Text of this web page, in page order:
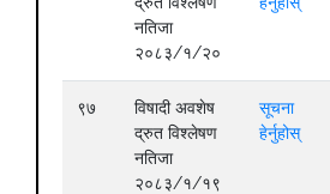
नतिजा
२०८३/१/२०
९७
विषादी अवशेष
द्रुत विश्लेषण
नतिजा
२०८३/१/१९
सूचना
हेर्नुहोस्